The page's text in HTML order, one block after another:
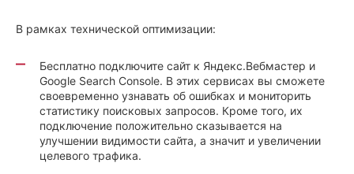
В рамках технической оптимизации:
Бесплатно подключите сайт к Яндекс.Вебмастер и
Google Search Console. В этих сервисах вы сможете
своевременно узнавать об ошибках и мониторить
статистику поисковых запросов. Кроме того, их
подключение положительно сказывается на
улучшении видимости сайта, а значит и увеличении
целевого трафика.